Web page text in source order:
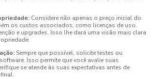
Considere não apenas o preço inicial do
os custos associados, como licenças de uso,
e upgrades. Isso lhe dará uma visão mais clara
Sempre que possível, solicite testes ou
Isso permite que você avalie suas
se atende às suas expectativas antes de